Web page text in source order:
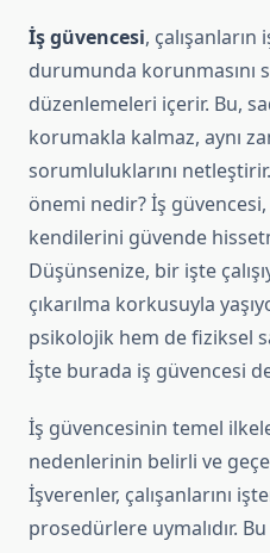
İş güvencesi, çalışanların
durumunda korunmasını
düzenlemeleri içerir. Bu,
korumakla kalmaz, aynı
sorumluluklarını
önemi nedir? İş
kendilerini güvende
Düşünsenize, bir işte
çıkarılma korkusuyla
psikolojik hem de fiziksel
İşte burada iş güvencesi
İş güvencesinin temel
nedenlerinin belirli ve
İşverenler, çalışanlarını
prosedürlere uymalıdır.